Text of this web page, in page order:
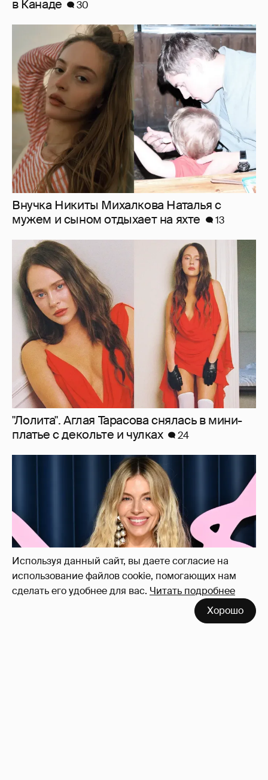
Используя данный сайт, вы даете согласие на
использование файлов cookie, помогающих нам
сделать его удобнее для вас. Читать подробнее
Хорошо
Внучка Никиты Михалкова Наталья с
мужем и сыном отдыхает на яхте
"Лолита". Аглая Тарасова снялась в мини-
платье с декольте и чулках
24
Сиенна Миллер раскрыла пол третьего
ребёнка и показала редкие фото с детьми